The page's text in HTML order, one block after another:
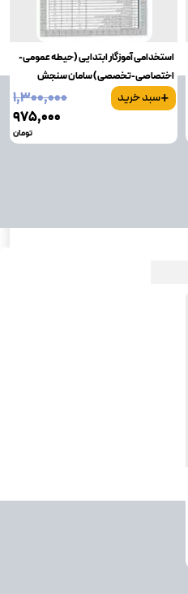
استخدامی آموزگار ابتدایی (حیطه عمومی-
اختصاصی-تخصصی) سامان سنجش
+سبد خرید
۱٬۳۰۰٬۰۰۰
۹۷۵٬۰۰۰
تومان